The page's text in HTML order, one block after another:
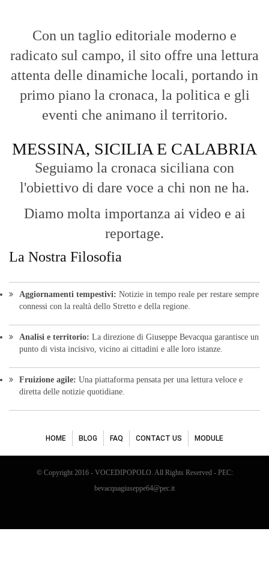
Con un taglio editoriale moderno e
radicato sul campo, il sito offre una lettura
attenta delle dinamiche locali, portando in
primo piano la cronaca, la politica e gli
eventi che animano il territorio.
MESSINA, SICILIA E CALABRIA
Seguiamo la cronaca siciliana con
l'obiettivo di dare voce a chi non ne ha.
Diamo molta importanza ai video e ai
reportage.
La Nostra Filosofia
Aggiornamenti tempestivi: Notizie in tempo reale per restare sempre
connessi con la realtà dello Stretto e della regione.
Analisi e territorio: La direzione di Giuseppe Bevacqua garantisce un
punto di vista incisivo, vicino ai cittadini e alle loro istanze.
Fruizione agile: Una piattaforma pensata per una lettura veloce e
diretta delle notizie quotidiane.
HOME BLOG FAQ CONTACT US MODULE
© Copyright 2016 - VOCEDIPOPOLO. All Rights Reserved - PEC:
bevacquagiuseppe64@pec.it